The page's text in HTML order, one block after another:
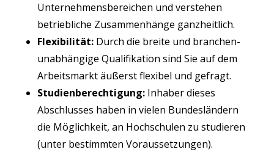
Unter­neh­mens­be­rei­chen und ver­ste­hen
betrieb­li­che Zusam­men­hän­ge ganzheitlich.
Fle­xi­bi­li­tät:Durch die brei­te und bran­chen­
un­ab­hän­gi­ge Qua­li­fi­ka­ti­on sind Sie auf dem
Arbeits­markt äußerst fle­xi­bel und gefragt.
Stu­di­en­be­rech­ti­gung:Inha­ber die­ses
Abschlus­ses haben in vie­len Bun­des­län­dern
die Mög­lich­keit, an Hoch­schu­len zu stu­die­ren
(unter bestimm­ten Voraussetzungen).